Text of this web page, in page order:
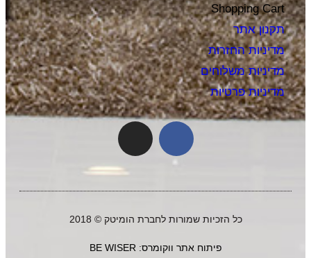
Shopping Cart
תקנון אתר
מדיניות החזרות
מדיניות משלוחים
מדיניות פרטיות
כל הזכיות שמורות לחברת הומיטק © 2018
פיתוח אתר ווקומרס: BE WISER